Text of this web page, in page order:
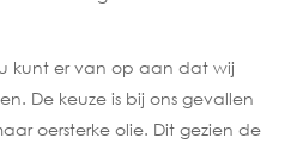
kunt er van op aan dat wij
De keuze is bij ons gevallen
oersterke olie. Dit gezien de